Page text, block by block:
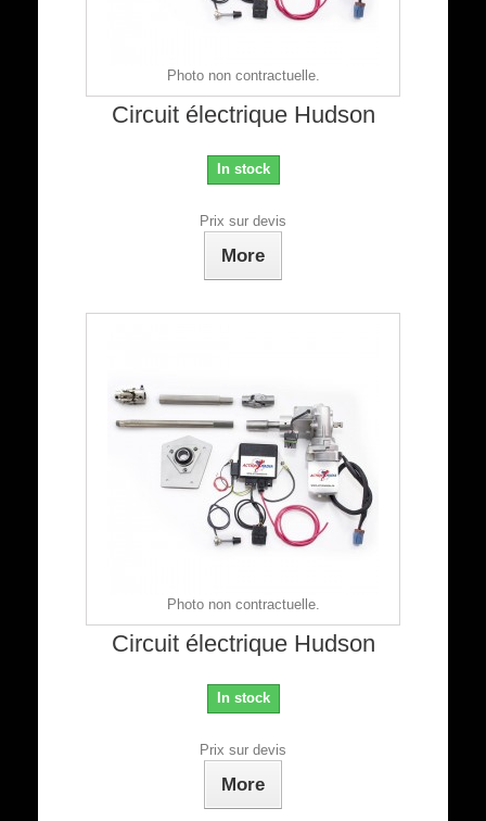
Photo non contractuelle.
Circuit électrique Hudson
In stock
Prix sur devis
More
Photo non contractuelle.
Circuit électrique Hudson
In stock
Prix sur devis
More